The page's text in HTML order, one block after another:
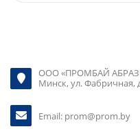
ООО «ПРОМБАЙ
Минск, ул. Фабричная,
Email: prom@prom.by